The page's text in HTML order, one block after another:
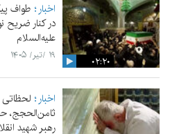
۰۲:۲۰
اخبار طواف
در کنار
علیه‌السلام
۱۹ /تیر/ ۱۴۰۵
اخبار
ثامن‌الحجج،
رهبر شهید